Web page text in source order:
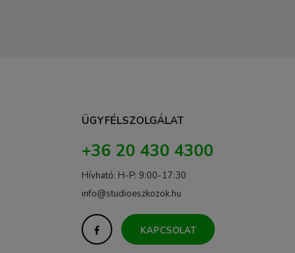
ÜGYFÉLSZOLGÁLAT
+36 20 430 4300
Hívható: H-P: 9:00-17:30
info@studioeszkozok.hu
KAPCSOLAT